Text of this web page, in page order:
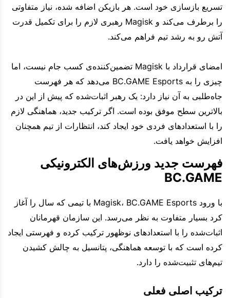
تسریع بازسازی خود است. هر بازیکن اضافه شده، نیاز متفاوتی
را برطرف می‌کند و Magisk رهبری لازم را برای تکمیل قدرت
آتش رو به رشد تیم فراهم می‌کند.
امضای قرارداد با Magisk تضمین‌کننده‌ی کسب جام نیست، اما
چیزی را به BC.GAME Esports می‌دهد که هر فهرست
جاه‌طلبی به آن نیاز دارد: یک رهبر اثبات‌شده که پیش از این در
بالاترین سطح موفق بوده است. اگر ترکیب جدید، هماهنگی لازم
را با استعدادهای فردی خود ایجاد کند، انتظارات از تیم همچنان
افزایش خواهد یافت.
فهرست جدید ورزش‌های الکترونیکی
BC.GAME
با ورود Magisk، BC.GAME Esports با تیمی که سال را آغاز
کرد بسیار متفاوت به نظر می‌رسد. این سازمان قهرمانان
اثبات‌شده را با استعدادهای نوظهور ترکیب کرده و فهرستی ایجاد
کرده است که با توسعه هماهنگی، پتانسیل به چالش کشیدن
تیم‌های تثبیت‌شده را دارد.
ترکیب اصلی فعلی